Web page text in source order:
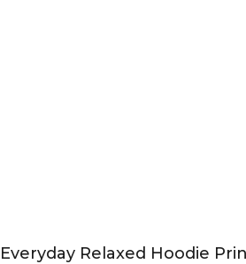
Everyday Relaxed Hoodie